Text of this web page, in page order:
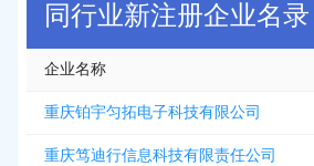
同行业新注册企业名录
企业名称
重庆铂宇匀拓电子科技有限公司
重庆笃迪行信息科技有限责任公司